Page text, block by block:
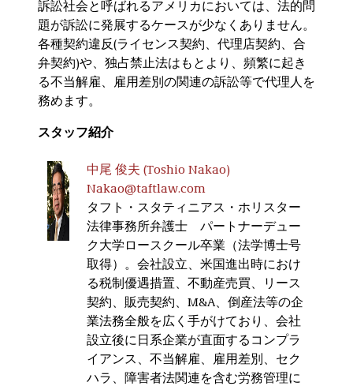
訴訟社会と呼ばれるアメリカにおいては、法的問
題が訴訟に発展するケースが少なくありません。
各種契約違反(ライセンス契約、代理店契約、合
弁契約)や、独占禁止法はもとより、頻繁に起き
る不当解雇、雇用差別の関連の訴訟等で代理人を
務めます。
スタッフ紹介
中尾 俊夫 (Toshio Nakao)
Nakao@taftlaw.com
タフト・スタティニアス・ホリスター
法律事務所弁護士 パートナーデュー
ク大学ロースクール卒業（法学博士号
取得）。会社設立、米国進出時におけ
る税制優遇措置、不動産売買、リース
契約、販売契約、M&A、倒産法等の企
業法務全般を広く手がけており、会社
設立後に日系企業が直面するコンプラ
イアンス、不当解雇、雇用差別、セク
ハラ、障害者法関連を含む労務管理に